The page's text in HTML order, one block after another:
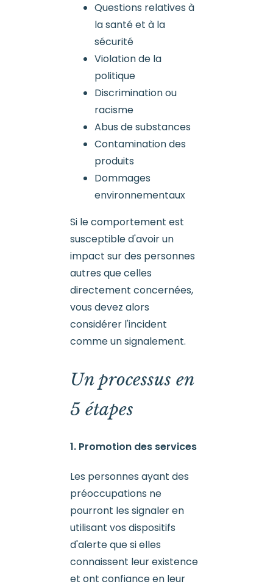
Questions relatives à
la santé et à la
sécurité
Violation de la
politique
Discrimination ou
racisme
Abus de substances
Contamination des
produits
Dommages
environnementaux
Si le comportement est
susceptible d'avoir un
impact sur des personnes
autres que celles
directement concernées,
vous devez alors
considérer l'incident
comme un signalement.
Un processus en
5 étapes
1. Promotion des services
Les personnes ayant des
préoccupations ne
pourront les signaler en
utilisant vos dispositifs
d'alerte que si elles
connaissent leur existence
et ont confiance en leur